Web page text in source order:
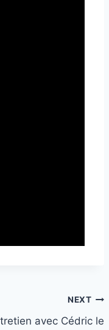
NEXT
avec Cédric le